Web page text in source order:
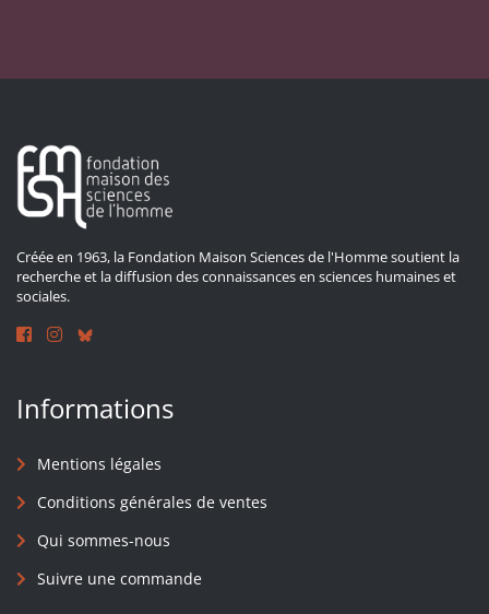
Créée en 1963, la Fondation Maison Sciences de l'Homme soutient la
recherche et la diffusion des connaissances en sciences humaines et
sociales.
Informations
Mentions légales
Conditions générales de ventes
Qui sommes-nous
Suivre une commande